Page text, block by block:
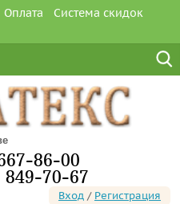
Оплата
Система скидок
86-00
70-67
Вход / Регистрация